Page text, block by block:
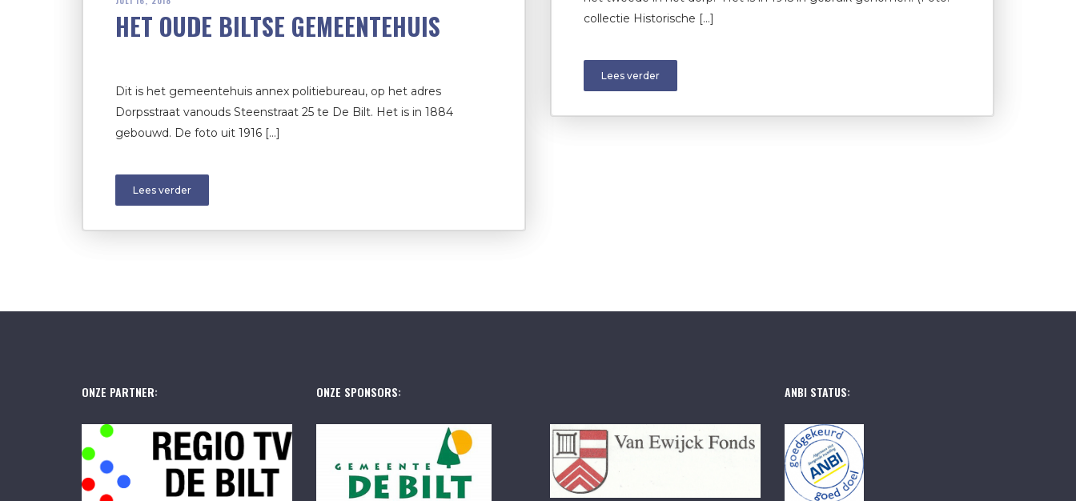
collectie Historische […]
Lees verder
HET OUDE BILTSE GEMEENTEHUIS
Dit is het gemeentehuis annex politiebureau, op het adres
Dorpsstraat vanouds Steenstraat 25 te De Bilt. Het is in 1884
gebouwd. De foto uit 1916 […]
Lees verder
ONZE PARTNER: ONZE SPONSORS: ANBI STATUS: